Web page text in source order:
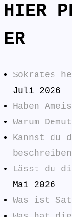
HIER
ER
Sokrates
Juli 2026
Haben
Warum
Kannst du
Lässt du
Mai 2026
Was ist